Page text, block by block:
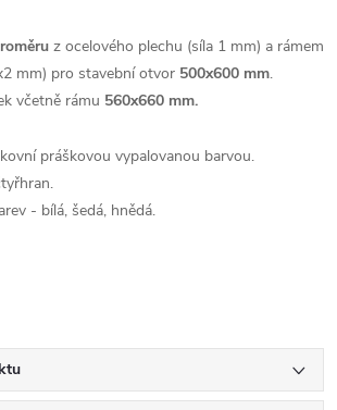
z ocelového plechu (síla 1 mm) a rámem
mm) pro stavební otvor 500x600 mm.
včetně rámu 560x660 mm.
práškovou vypalovanou barvou.
- bílá, šedá, hnědá.